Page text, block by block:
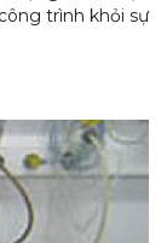
trình khỏi sự